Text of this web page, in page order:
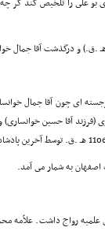
چون آقا جمال
(فرزند آقا حسین
اصفهان به شمار مى آمد.
رواج داشت. علاّمه